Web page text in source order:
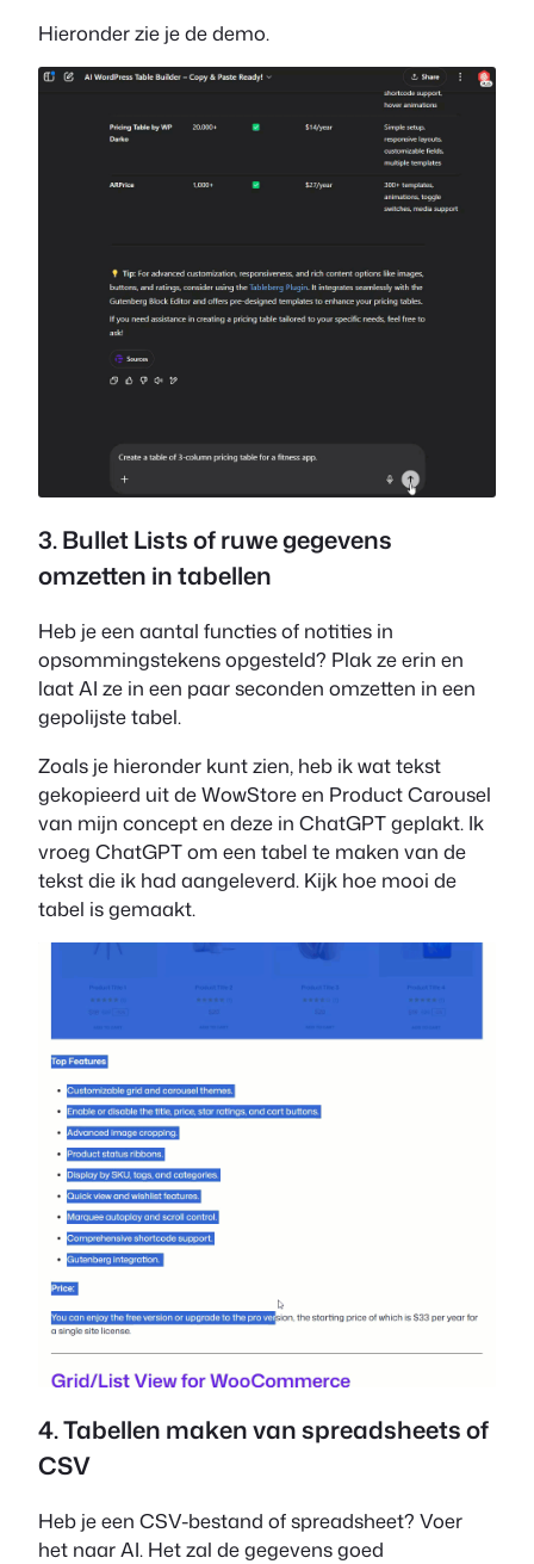
Hieronder zie je de demo.
3. Bullet Lists of ruwe gegevens
omzetten in tabellen
Heb je een aantal functies of notities in
opsommingstekens opgesteld? Plak ze erin en
laat AI ze in een paar seconden omzetten in een
gepolijste tabel.
Zoals je hieronder kunt zien, heb ik wat tekst
gekopieerd uit de WowStore en Product Carousel
van mijn concept en deze in ChatGPT geplakt. Ik
vroeg ChatGPT om een tabel te maken van de
tekst die ik had aangeleverd. Kijk hoe mooi de
tabel is gemaakt.
4. Tabellen maken van spreadsheets of
CSV
Heb je een CSV-bestand of spreadsheet? Voer
het naar AI. Het zal de gegevens goed